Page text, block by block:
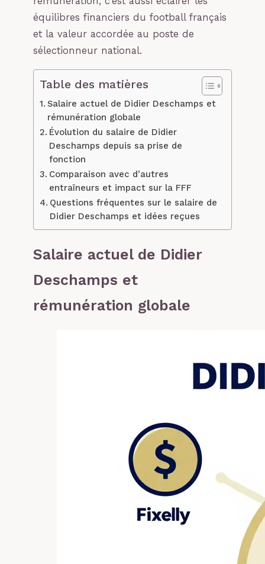
équilibres financiers du football français
et la valeur accordée au poste de
sélectionneur national.
Table des matières
Salaire actuel de Didier Deschamps et
rémunération globale
Évolution du salaire de Didier
Deschamps depuis sa prise de
fonction
Comparaison avec d’autres
entraîneurs et impact sur la FFF
Questions fréquentes sur le salaire de
Didier Deschamps et idées reçues
Salaire actuel de Didier
Deschamps et
rémunération globale